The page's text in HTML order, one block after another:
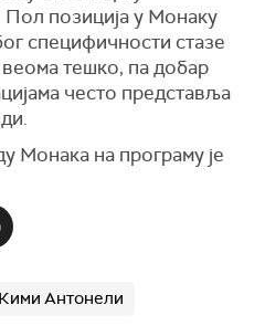
Пол позиција у Монаку
специфичности стазе
веома тешко, па добар
често представља
Монака на програму је
Антонели